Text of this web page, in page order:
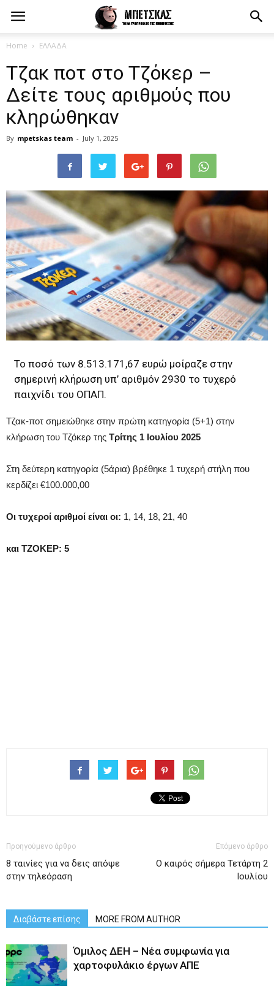
Home ΕΛΛΑΔΑ
Tζακ ποτ στο Τζόκερ –
Δείτε τους αριθμούς που
κληρώθηκαν
By mpetskas team - July 1, 2025
Το ποσό των 8.513.171,67 ευρώ μοίραζε στην
σημερινή κλήρωση υπ’ αριθμόν 2930 το τυχερό
παιχνίδι του ΟΠΑΠ.
Τζακ-ποτ σημειώθηκε στην πρώτη κατηγορία (5+1) στην
κλήρωση του Τζόκερ της Τρίτης 1 Ιουλίου 2025
Στη δεύτερη κατηγορία (5άρια) βρέθηκε 1 τυχερή στήλη που
κερδίζει €100.000,00
Οι τυχεροί αριθμοί είναι οι: 1, 14, 18, 21, 40
και ΤΖΟΚΕΡ: 5
Προηγούμενο άρθρο
8 ταινίες για να δεις απόψε
στην τηλεόραση
Επόμενο άρθρο
Ο καιρός σήμερα Τετάρτη 2
Ιουλίου
Διαβάστε επίσης MORE FROM AUTHOR
Όμιλος ΔΕΗ – Νέα συμφωνία για
χαρτοφυλάκιο έργων ΑΠΕ